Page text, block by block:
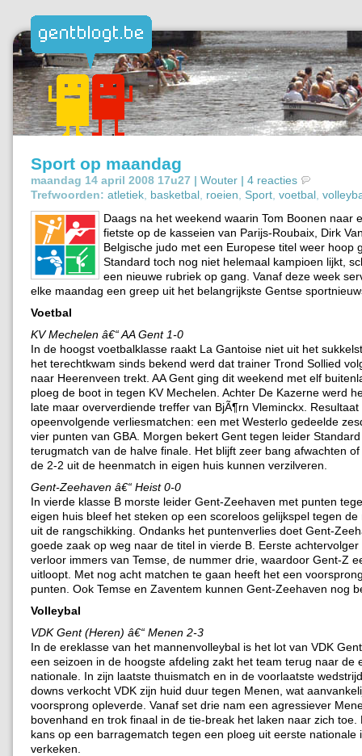
Sport op maandag
maandag 14 april 2008 17u27 | Wouter | 4 reacties
Trefwoorden: atletiek basketbal roeien Sport voetbal
Daags na het weekend waarin Tom Boonen naar
fietste op de kasseien van Parijs-Roubaix, Dirk
Belgische judo met een Europese titel weer hoop
Standard toch nog niet helemaal kampioen lijkt,
een nieuwe rubriek op gang. Vanaf deze week
elke maandag een greep uit het belangrijkste Gentse
Voetbal
KV Mechelen â€“ AA Gent 1-0
In de hoogst voetbalklasse raakt La Gantoise niet uit het
het terechtkwam sinds bekend werd dat trainer Trond Sollied
naar Heerenveen trekt. AA Gent ging dit weekend met elf
ploeg de boot in tegen KV Mechelen. Achter De Kazerne werd
late maar oververdiende treffer van BjÃ¶rn Vleminckx. Resultaat
opeenvolgende verliesmatchen: een met Westerlo gedeelde
vier punten van GBA. Morgen bekert Gent tegen leider
terugmatch van de halve finale. Het blijft zeer bang afwachten of
de 2-2 uit de heenmatch in eigen huis kunnen verzilveren.
Gent-Zeehaven â€“ Heist 0-0
In vierde klasse B morste leider Gent-Zeehaven met punten
eigen huis bleef het steken op een scoreloos gelijkspel tegen de
uit de rangschikking. Ondanks het puntenverlies doet Gent-
goede zaak op weg naar de titel in vierde B. Eerste achtervolger
verloor immers van Temse, de nummer drie, waardoor Gent-Z
uitloopt. Met nog acht matchen te gaan heeft het een
punten. Ook Temse en Zaventem kunnen Gent-Zeehaven nog
Volleybal
VDK Gent (Heren) â€“ Menen 2-3
In de ereklasse van het mannenvolleybal is het lot van VDK
een seizoen in de hoogste afdeling zakt het team terug naar de
nationale. In zijn laatste thuismatch en in de voorlaatste
downs verkocht VDK zijn huid duur tegen Menen, wat
voorsprong opleverde. Vanaf set drie nam een agressiever
bovenhand en trok finaal in de tie-break het laken naar zich toe.
kans op een barragematch tegen een ploeg uit eerste nationale
verkeken.